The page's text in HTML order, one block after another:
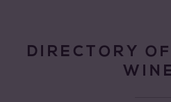
DIRECTORY